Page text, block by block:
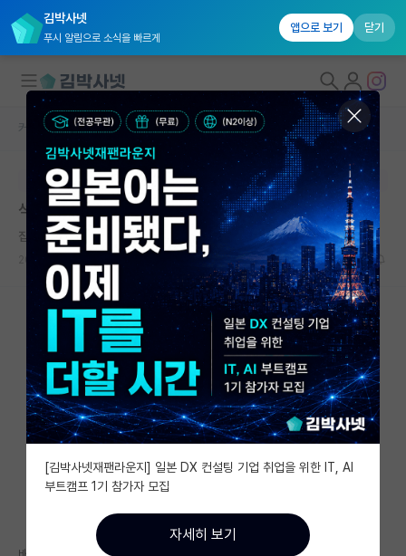
김박사넷
푸시 알림으로 소식을 빠르게
앱으로 보기 닫기
대학원생 모집
국내대학원 정보
연구실&오픈랩
커뮤니티
커뮤니티 홈
전체글보기
베스트 게시판
IF 명예의전당
자유 게시판(아무개랩)
미국 유학 게시판
미국 대학원 합격 후기 게시판
대학원생 모집 게시판
커뮤니티 홈 자유 게시판(아무개랩)
본문이 수정되지 않는 박제글입니다.
석사 취업 고민..
집요한 헤르만 헤세
2023.05.20
[김박사넷재팬라운지] 일본 DX 컨설팅 기업 취업을 위한 IT, AI
부트캠프 1기 참가자 모집
자세히 보기